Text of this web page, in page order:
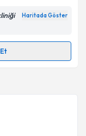
Haritada Göster
bilgilendireceğiz.